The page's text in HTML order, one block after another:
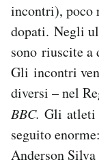
incontri), poco
dopati. Negli
sono riuscite a
Gli incontri
diversi – nel
BBC. Gli atleti
seguito
Anderson